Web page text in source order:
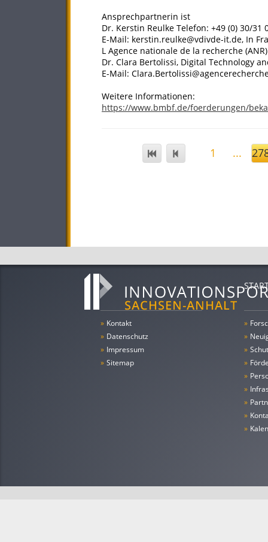
Ansprechpartnerin ist
Dr. Kerstin Reulke Telefon: +49 (0) 30/31
E-Mail: kerstin.reulke@vdivde-it.de, In
L Agence nationale de la recherche (ANR)
Dr. Clara Bertolissi, Digital Technology
E-Mail:
Weitere Informationen:
https://www.bmbf.de/foerderungen/
1 ...
» Kontakt
» Datenschutz
» Impressum
» Sitemap
»
»
»
»
»
»
»
»
»